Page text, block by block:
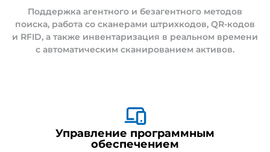
Поддержка агентного и безагентного методов
поиска, работа со сканерами штрихкодов, QR-кодов
и RFID, а также инвентаризация в реальном времени
с автоматическим сканированием активов.
Управление программным
обеспечением